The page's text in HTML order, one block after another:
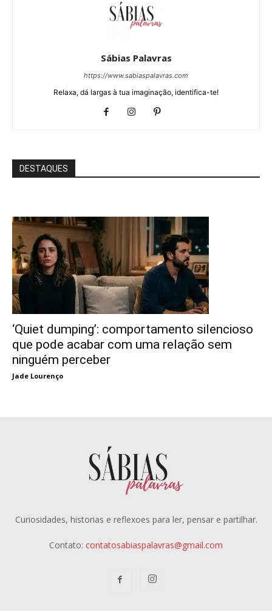
Sábias Palavras
https://www.sabiaspalavras.com
Relaxa, dá largas à tua imaginação, identifica-te!
DESTAQUES
‘Quiet dumping’: comportamento silencioso
que pode acabar com uma relação sem
ninguém perceber
Jade Lourenço
Curiosidades, historias e reflexoes para ler, pensar e partilhar.
Contato: contatosabiaspalavras@gmail.com